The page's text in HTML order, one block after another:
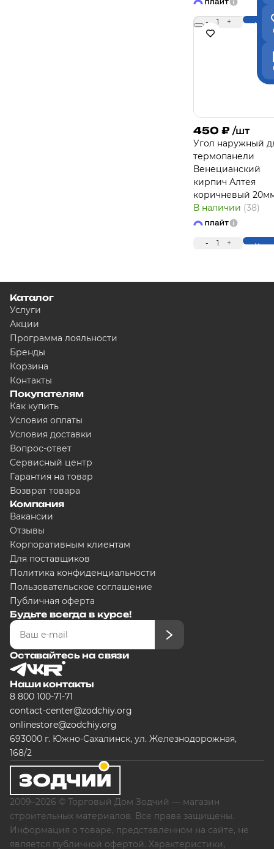
- 1 +
450 ₽ /шт
Угол наружный
термопанели
Венецианский
кирпич Алтея
коричневый
В наличии (38)
- 1 +
Каталог
Услуги
Акции
Программа лояльности
Бренды
Корзина
Контакты
Покупателям
Как купить
Условия оплаты
Условия доставки
Вопрос-ответ
Сервисный центр
Гарантия на товар
Возврат товара
Компания
Вакансии
Отзывы
Корпоративным клиентам
Для поставщиков
Политика конфиденциальности
Пользовательское соглашение
Публичная оферта
Будьте всегда в курсе!
Оставайтесь на связи
Наши контакты
8 800 100-71-71
contact-center@zodchiy.org
onlinestore@zodchiy.org
693000 г. Южно-Сахалинск, ул. Железнодорожная,
168/2
2009–2026 © Торговый Дом Зодчий — магазин
строительных материалов. Все права защищены.
Информация о товаре, представленном на сайте, не
является публичной офертой. Характеристики,